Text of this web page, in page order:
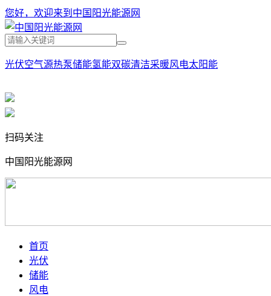
您好，欢迎来到中国阳光能源网
光伏空气源热泵储能氢能双碳清洁采暖风电太阳能
扫码关注
中国阳光能源网
首页
光伏
储能
风电